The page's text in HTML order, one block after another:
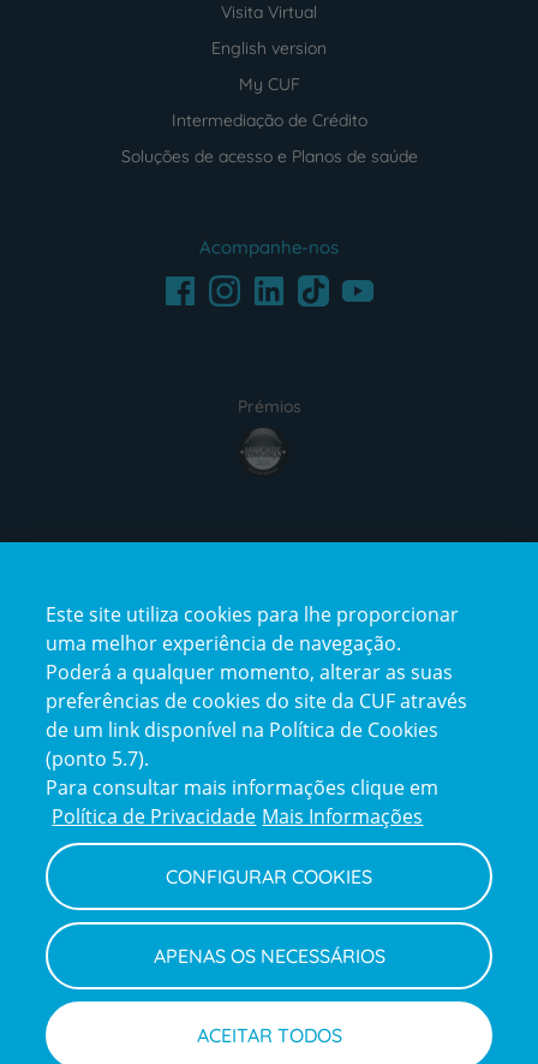
Visita Virtual
English version
My CUF
Intermediação de Crédito
Soluções de acesso e Planos de saúde
Acompanhe-nos
FacebookInstagramLinkedInTikTokYoutube
Prémios
award4
certification2certification3
Reclamações
e
elogios
Policy
Política de Privacidade e Cookies
Termos e Condições
Declaração de Acessibilidade
Canal de Denúncias
Informações legais
Este site utiliza cookies para lhe proporcionar
uma melhor experiência de navegação.
Poderá a qualquer momento, alterar as suas
preferências de cookies do site da CUF através
de um link disponível na Política de Cookies
(ponto 5.7).
Para consultar mais informações clique em
Política de Privacidade Mais Informações
CONFIGURAR COOKIES
APENAS OS NECESSÁRIOS
ACEITAR TODOS